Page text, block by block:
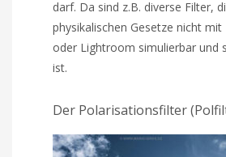
darf. Da sind z.B. diverse Filter,
physikalischen Gesetze nicht
oder Lightroom simulierbar und
ist.
Der Polarisationsfilter